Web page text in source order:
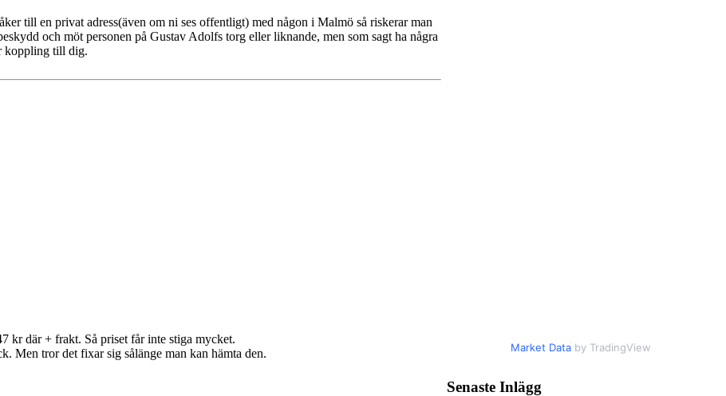
till en privat adress(även om ni ses offentligt) med någon i Malmö så riskerar man
och möt personen på Gustav Adolfs torg eller liknande, men som sagt ha några
koppling till dig.
kr där + frakt. Så priset får inte stiga mycket.
Men tror det fixar sig sålänge man kan hämta den.
Market Data by TradingView
Senaste Inlägg